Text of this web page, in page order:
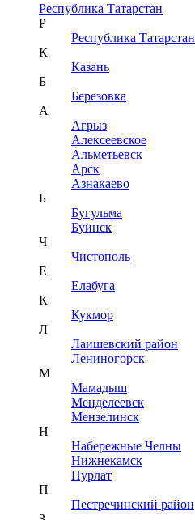
Республика Татарстан
Р
Республика Татарстан
К
Казань
Б
Березовка
А
Агрыз
Алексеевское
Альметьевск
Арск
Азнакаево
Б
Бугульма
Буинск
Ч
Чистополь
Е
Елабуга
К
Кукмор
Л
Лаишевский район
Лениногорск
М
Мамадыш
Менделеевск
Мензелинск
Н
Набережные Челны
Нижнекамск
Нурлат
П
Пестречинский район